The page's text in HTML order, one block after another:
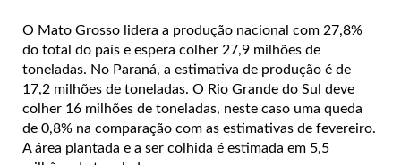
O Mato Grosso lidera a produção nacional com 27,8%
do total do país e espera colher 27,9 milhões de
toneladas. No Paraná, a estimativa de produção é de
17,2 milhões de toneladas. O Rio Grande do Sul deve
colher 16 milhões de toneladas, neste caso uma queda
de 0,8% na comparação com as estimativas de fevereiro.
A área plantada e a ser colhida é estimada em 5,5